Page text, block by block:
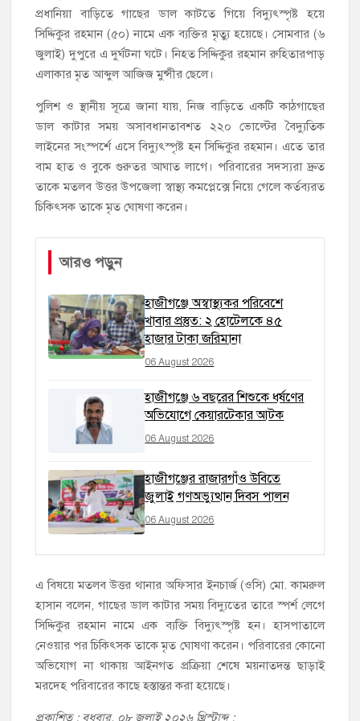
প্রধানিয়া বাড়িতে গাছের ডাল কাটতে গিয়ে বিদ্যুৎস্পৃষ্ট হয়ে
সিদ্দিকুর রহমান (৫০) নামে এক ব্যক্তির মৃত্যু হয়েছে। সোমবার (৬
জুলাই) দুপুরে এ দুর্ঘটনা ঘটে। নিহত সিদ্দিকুর রহমান রুহিতারপাড়
এলাকার মৃত আব্দুল আজিজ মুন্সীর ছেলে।
পুলিশ ও স্থানীয় সূত্রে জানা যায়, নিজ বাড়িতে একটি কাঠগাছের
ডাল কাটার সময় অসাবধানতাবশত ২২০ ভোল্টের বৈদ্যুতিক
লাইনের সংস্পর্শে এসে বিদ্যুৎস্পৃষ্ট হন সিদ্দিকুর রহমান। এতে তার
বাম হাত ও বুকে গুরুতর আঘাত লাগে। পরিবারের সদস্যরা দ্রুত
তাকে মতলব উত্তর উপজেলা স্বাস্থ্য কমপ্লেক্সে নিয়ে গেলে কর্তব্যরত
চিকিৎসক তাকে মৃত ঘোষণা করেন।
আরও পড়ুন
হাজীগঞ্জে অস্বাস্থ্যকর পরিবেশে
খাবার প্রস্তুত: ২ হোটেলকে ৪৫
হাজার টাকা জরিমানা
06 August 2026
হাজীগঞ্জে ৬ বছরের শিশুকে ধর্ষণের
অভিযোগে কেয়ারটেকার আটক
06 August 2026
হাজীগঞ্জের রাজারগাঁও উবিতে
জুলাই গণঅভ্যুত্থান দিবস পালন
06 August 2026
এ বিষয়ে মতলব উত্তর থানার অফিসার ইনচার্জ (ওসি) মো. কামরুল
হাসান বলেন, গাছের ডাল কাটার সময় বিদ্যুতের তারে স্পর্শ লেগে
সিদ্দিকুর রহমান নামে এক ব্যক্তি বিদ্যুৎস্পৃষ্ট হন। হাসপাতালে
নেওয়ার পর চিকিৎসক তাকে মৃত ঘোষণা করেন। পরিবারের কোনো
অভিযোগ না থাকায় আইনগত প্রক্রিয়া শেষে ময়নাতদন্ত ছাড়াই
মরদেহ পরিবারের কাছে হস্তান্তর করা হয়েছে।
প্রকাশিত : বুধবার, ০৮ জুলাই ২০২৬ খ্রিস্টাব্দ :